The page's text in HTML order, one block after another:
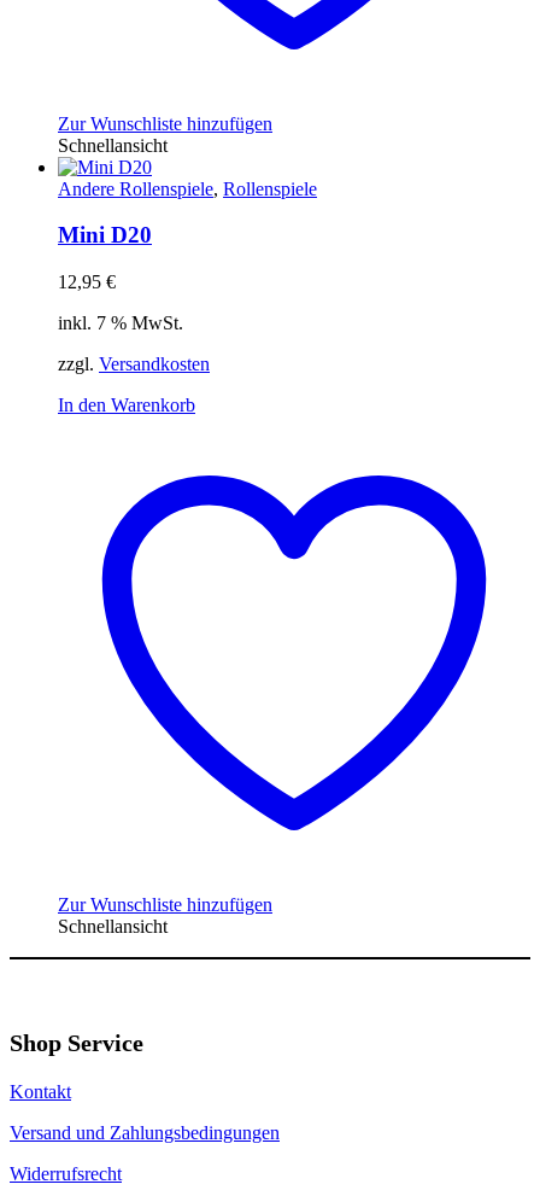
Zur Wunschliste hinzufügen
Schnellansicht
Andere Rollenspiele, Rollenspiele
Mini D20
12,95 €
inkl. 7 % MwSt.
zzgl. Versandkosten
In den Warenkorb
Zur Wunschliste hinzufügen
Schnellansicht
Shop Service
Kontakt
Versand und Zahlungsbedingungen
Widerrufsrecht